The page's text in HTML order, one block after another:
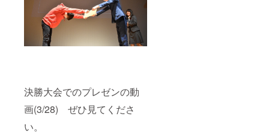
決勝大会でのプレゼンの動
画(3/28) ぜひ見てくださ
い。